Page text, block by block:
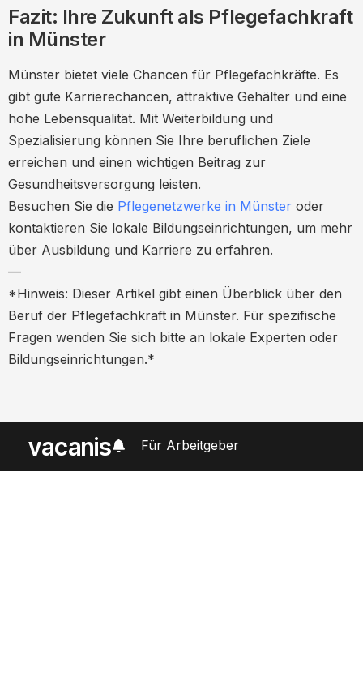
Fazit: Ihre Zukunft als Pflegefachkraft
in Münster
Münster bietet viele Chancen für Pflegefachkräfte. Es
gibt gute Karrierechancen, attraktive Gehälter und eine
hohe Lebensqualität. Mit Weiterbildung und
Spezialisierung können Sie Ihre beruflichen Ziele
erreichen und einen wichtigen Beitrag zur
Gesundheitsversorgung leisten.
Besuchen Sie die Pflegenetzwerke in Münster oder
kontaktieren Sie lokale Bildungseinrichtungen, um mehr
über Ausbildung und Karriere zu erfahren.
—
*Hinweis: Dieser Artikel gibt einen Überblick über den
Beruf der Pflegefachkraft in Münster. Für spezifische
Fragen wenden Sie sich bitte an lokale Experten oder
Bildungseinrichtungen.*
vacanis Für Arbeitgeber